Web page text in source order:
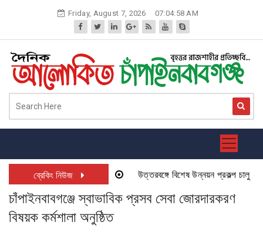
Friday, August 7, 2026 07:04:58 AM
ব্রেকিং নিউজ উত্তরবঙ্গে বিশেষ উন্নয়ন প্রকল্প চালু হতে
চাঁপাইনবাবগঞ্জে স্বাভাবিক প্রসব সেবা জোরদারকরণ
বিষয়ক কর্মশালা অনুষ্ঠিত